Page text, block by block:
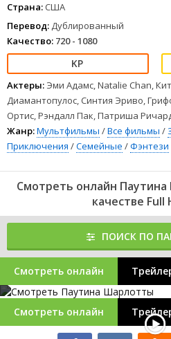
Страна: США
Перевод: Дублированный
Качество: 720 - 1080
Актеры: Эми Адамс, Natalie Chan,
Диамантопулос, Синтия Эриво,
Ортис, Рэндалл Пак, Патриша
Жанр:Мультфильмы /Все фильмы /
Приключения /Семейные /Фэнтези
Смотреть онлайн
качестве Full
ПОИСК ПО
Смотреть онлайн
Смотреть онлайн